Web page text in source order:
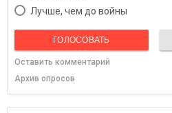
Лучше, чем до войны
ГОЛОСОВАТЬ
Оставить комментарий
Архив опросов